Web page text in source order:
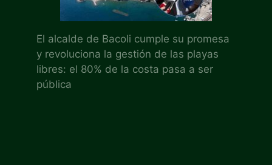
El alcalde de Bacoli cumple su promesa
y revoluciona la gestión de las playas
libres: el 80% de la costa pasa a ser
pública